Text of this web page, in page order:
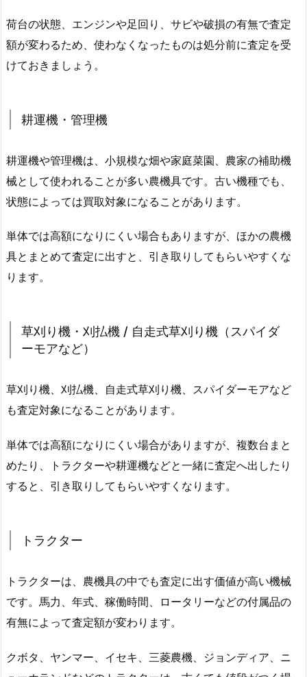
荷台の状態、エンジンや足回り、サビや破損の有無で査定
額が変わるため、使わなくなったものは処分前に査定を受
けておきましょう。
耕運機・管理機
耕運機や管理機は、小規模な畑や家庭菜園、農家の補助機
械として使われることが多い農機具です。古い機種でも、
状態によっては買取対象になることがあります。
単体では高額になりにくい場合もありますが、ほかの農機
具とまとめて査定に出すと、引き取りしてもらいやすくな
ります。
草刈り機・刈払機 / 自走式草刈り機（スパイダ
ーモアなど）
草刈り機、刈払機、自走式草刈り機、スパイダーモアなど
も査定対象になることがあります。
単体では高額になりにくい場合がありますが、複数台まと
めたり、トラクターや耕運機などと一緒に査定へ出したり
すると、引き取りしてもらいやすくなります。
トラクター
トラクターは、農機具の中でも査定に出す価値が高い機械
です。馬力、年式、稼働時間、ロータリーなどの付属品の
有無によって査定額が変わります。
クボタ、ヤンマー、イセキ、三菱農機、ジョンディア、ニ